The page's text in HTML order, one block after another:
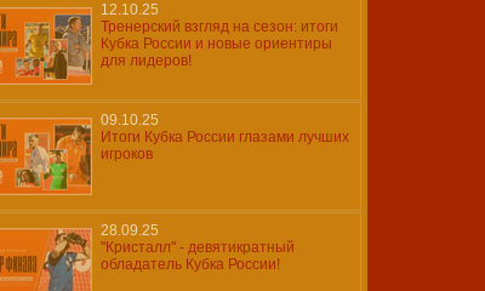
12.10.25
Тренерский взгляд на сезон: итоги
Кубка России и новые ориентиры
для лидеров!
09.10.25
Итоги Кубка России глазами лучших
игроков
28.09.25
"Кристалл" - девятикратный
обладатель Кубка России!